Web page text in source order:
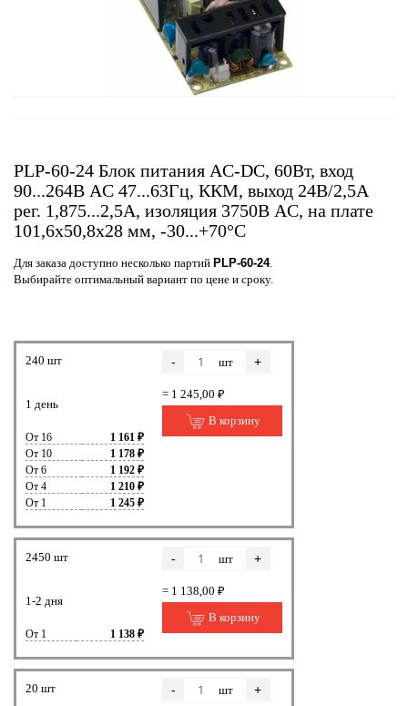
PLP-60-24 Блок питания AC-DC, 60Вт, вход
90...264В AC 47...63Гц, ККМ, выход 24В/2,5А
рег. 1,875...2,5А, изоляция 3750В AC, на плате
101,6х50,8х28 мм, -30...+70°С
Для заказа доступно несколько партий PLP-60-24.
Выбирайте оптимальный вариант по цене и сроку.
240 шт
1 день
От 16
1 161 ₽
От 10
1 178 ₽
От 6
1 192 ₽
От 4
1 210 ₽
От 1
1 245 ₽
- шт +
= 1 245,00 ₽
В корзину
2450 шт
1-2 дня
От 1 1 138 ₽
- шт +
= 1 138,00 ₽
В корзину
20 шт - шт +